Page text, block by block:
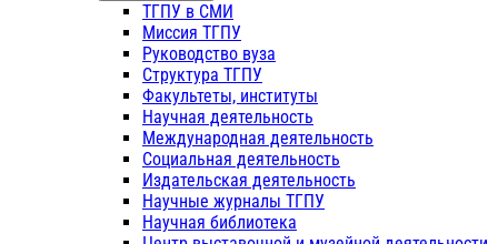
ТГПУ в СМИ
Миссия ТГПУ
Руководство вуза
Структура ТГПУ
Факультеты, институты
Научная деятельность
Международная деятельность
Социальная деятельность
Издательская деятельность
Научные журналы ТГПУ
Научная библиотека